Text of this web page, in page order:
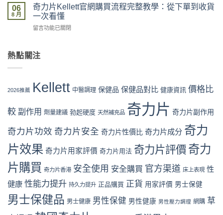
貨、
服
用
流
程
中
網
vs
房
店
風
險
面
分
中
新
攻
網
盒
扣
最
購
時
機〉
中
力
片
Kellett
評
咪
假
拆
與
性
購
買
指
南〉
中
06
8 月
奇力片Kellett官網購買流程完整教學：從下單到收貨
一次看懂
在
片
Kellett
購
程
整
教
學：
從
下
單
到
收
貨
一
次
留言功能已關閉
熱點關注
2026推薦 Kellett 中醫調理 保健品 保健品對比 健康資訊 價格比
較 副作用 劑量建議 勃起硬度 天然補充品 奇力片 奇力片副作用
奇力片功效 奇力片安全 奇力片性價比 奇力片成分 奇力
片效果 奇力片用家評價 奇力片用法 奇力片評價 奇力
片購買 奇力片香港 安全使用 安全購買 官方渠道 床上表現 性
健康 性能力提升 持久力提升 正品購買 正貨 用家評價 男士保健
男士保健品 男士健康 男性保健 男性健康 男性壓力調理 網購 草